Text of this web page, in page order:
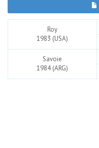
Roy
1983 (USA)
Savoie
1984 (ARG)